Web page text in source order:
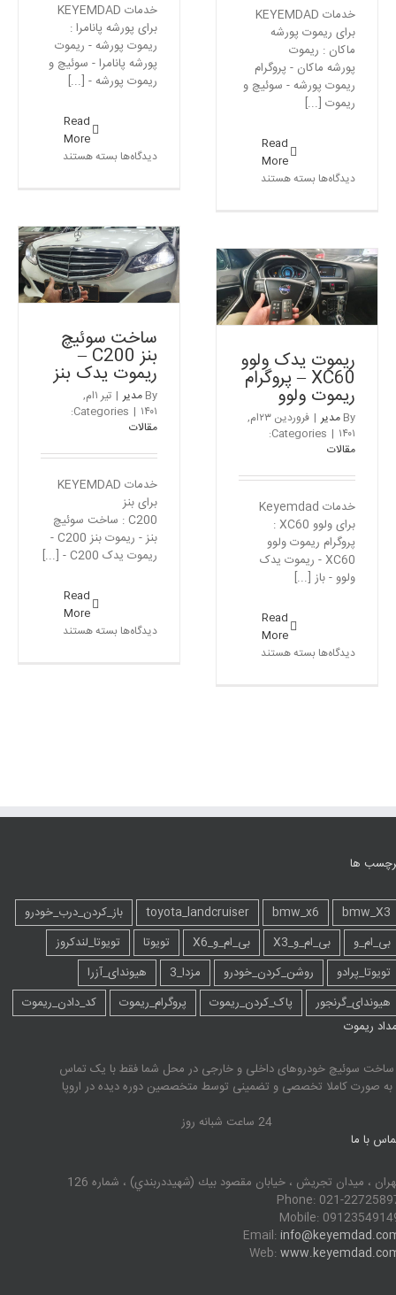
خدمات KEYEMDAD
برای ریموت پورشه
ماکان : ریموت
پورشه ماکان - پروگرام
ریموت پورشه - سوئیچ و
ریموت [...]
Read
More
دیدگاه‌ها برای
–
ریموت
پورشه
اصلی
بسته هستند
خدمات KEYEMDAD
برای پورشه پانامرا :
ریموت پورشه - ریموت
پورشه پانامرا - سوئیچ و
ریموت پورشه - [...]
Read
More
دیدگاه‌ها برای
-پروگرام
ریموت
پورشه
بسته هستند
ساخت سوئیچ
بنز C200 –
ریموت یدک بنز
By مدیر |
تیر ۱ام,
۱۴۰۱ |
Categories:
مقالات
خدمات KEYEMDAD
برای بنز
C200 : ساخت سوئیچ
بنز - ریموت بنز C200 -
ریموت یدک C200 - [...]
Read
More
دیدگاه‌ها برای
بسته هستند
ریموت یدک ولوو XC60 –
پروگرام ریموت ولوو
مقالات
ریموت یدک ولوو
XC60 – پروگرام
ریموت ولوو
By مدیر |
فروردین ۲۳ام,
۱۴۰۱ |
Categories:
مقالات
خدمات Keyemdad
برای ولوو XC60 :
پروگرام ریموت ولوو
XC60 - ریموت یدک
ولوو - باز [...]
Read
More
دیدگاه‌ها برای
بسته هستند
ها
bmw_X3
bmw_x6
toyota_landcruiser
باز_کردن_درب_خودرو
بی_ام_و
بی_ام_و_X3 بی_ام_و_X6 تویوتا
تویوتا_لندکروز
تویوتا_پرادو
روشن_کردن_خودرو مزدا_3
هیوندای_آزرا
هیوندای_گرنجور
پاک_کردن_ریموت پروگرام_ریموت
کد_دادن_ریموت
ریموت
ساخت سوئیچ خودروهای داخلی و خارجی در محل شما فقط با یک تماس
به صورت کاملا تخصصی و تضمینی توسط متخصصین دوره دیده در اروپا
24 ساعت شبانه روز
با ما
، ميدان تجريش ، خيابان مقصود بيك (شهيددربندي) ، شماره 126
Phone: 021-
Mobile:
Email:
Web: